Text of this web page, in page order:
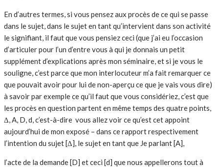
En d’autres termes, si vous pensez aux procès de ce qui se passe
dans le sujet, dans le sujet en tant qu’intervient dans son activité
le signifiant, il faut que vous pensiez ceci (que j’ai eu l’occasion
d’articuler pour l’un d’entre vous à qui je donnais un petit
supplément d’explications après mon séminaire, et si je vous le
souligne, c’est parce que mon interlocuteur m’a fait remarquer ce
que pouvait avoir pour lui de non-aperçu ce que je vais vous dire)
à savoir par exemple ce qu’il faut que vous considériez, c’est que
les procès en question partent en même temps des quatre points,
Δ, A, D, d, c’est-à-dire vous allez voir ce qu’est cet appoint
aujourd’hui de mon exposé – dans ce rapport respectivement
l’intention du sujet [Δ], le sujet en tant que Je parlant [A],
l’acte de la demande [D] et ceci [d] que nous appellerons tout à